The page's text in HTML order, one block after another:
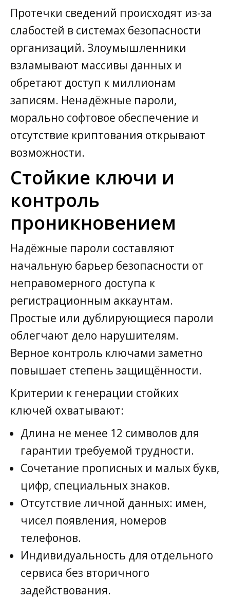
Протечки сведений происходят из-за
слабостей в системах безопасности
организаций. Злоумышленники
взламывают массивы данных и
обретают доступ к миллионам
записям. Ненадёжные пароли,
морально софтовое обеспечение и
отсутствие криптования открывают
возможности.
Стойкие ключи и
контроль
проникновением
Надёжные пароли составляют
начальную барьер безопасности от
неправомерного доступа к
регистрационным аккаунтам.
Простые или дублирующиеся пароли
облегчают дело нарушителям.
Верное контроль ключами заметно
повышает степень защищённости.
Критерии к генерации стойких
ключей охватывают:
Длина не менее 12 символов для
гарантии требуемой трудности.
Сочетание прописных и малых букв,
цифр, специальных знаков.
Отсутствие личной данных: имен,
чисел появления, номеров
телефонов.
Индивидуальность для отдельного
сервиса без вторичного
задействования.